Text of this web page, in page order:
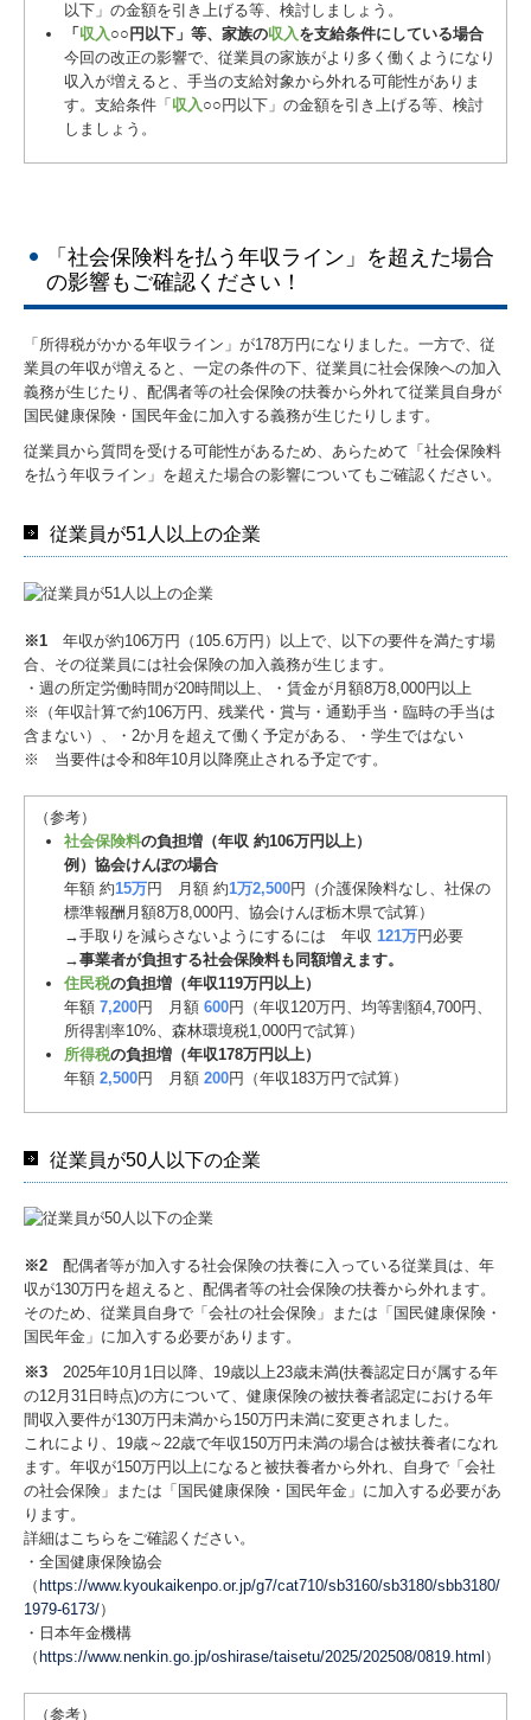
以下」の金額を引き上げる等、検討しましょう。
「 収入○○円以下」等、家族の収入を支給条件にしている場合
今回の改正の影響で、従業員の家族がより多く働くようになり
収入が増えると、手当の支給対象から外れる可能性がありま
す。支給条件「 収入○○円以下」の金額を引き上げる等、検討
しましょう。
「社会保険料を払う年収ライン」を超えた場合
の影響もご確認ください！
「所得税がかかる年収ライン」が178万円になりました。一方で、従
業員の年収が増えると、一定の条件の下、従業員に社会保険への加入
義務が生じたり、配偶者等の社会保険の扶養から外れて従業員自身が
国民健康保険・国民年金に加入する義務が生じたりします。
従業員から質問を受ける可能性があるため、あらためて「社会保険料
を払う年収ライン」を超えた場合の影響についてもご確認ください。
従業員が51人以上の企業
※1 年収が約106万円（105.6万円）以上で、以下の要件を満たす場
合、その従業員には社会保険の加入義務が生じます。
・週の所定労働時間が20時間以上、・賃金が月額8万8,000円以上
※（年収計算で約106万円、残業代・賞与・通勤手当・臨時の手当は
含まない）、・2か月を超えて働く予定がある、・学生ではない
※ 当要件は令和8年10月以降廃止される予定です。
（参考）
社会保険料の負担増（年収 約106万円以上）
例）協会けんぽの場合
年額 約15万円 月額 約1万2,500円（介護保険料なし、社保の
標準報酬月額8万8,000円、協会けんぽ栃木県で試算）
→手取りを減らさないようにするには 年収 121万円必要
→事業者が負担する社会保険料も同額増えます。
住民税の負担増（年収119万円以上）
年額 7,200円 月額 600円（年収120万円、均等割額4,700円、
所得割率10%、森林環境税1,000円で試算）
所得税の負担増（年収178万円以上）
年額 2,500円 月額 200円（年収183万円で試算）
従業員が50人以下の企業
※2 配偶者等が加入する社会保険の扶養に入っている従業員は、年
収が130万円を超えると、配偶者等の社会保険の扶養から外れます。
そのため、従業員自身で「会社の社会保険」または「国民健康保険・
国民年金」に加入する必要があります。
※3 2025年10月1日以降、19歳以上23歳未満(扶養認定日が属する年
の12月31日時点)の方について、健康保険の被扶養者認定における年
間収入要件が130万円未満から150万円未満に変更されました。
これにより、19歳～22歳で年収150万円未満の場合は被扶養者になれ
ます。年収が150万円以上になると被扶養者から外れ、自身で「会社
の社会保険」または「国民健康保険・国民年金」に加入する必要があ
ります。
詳細はこちらをご確認ください。
・全国健康保険協会
（ https://www.kyoukaikenpo.or.jp/g7/cat710/sb3160/sb3180/sbb3180/
1979-6173/）
・日本年金機構
（ https://www.nenkin.go.jp/oshirase/taisetu/2025/202508/0819.html ）
（参考）